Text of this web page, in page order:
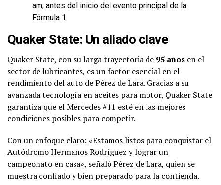
am, antes del inicio del evento principal de la
Fórmula 1.
Quaker State: Un aliado clave
Quaker State, con su larga trayectoria de 95 años en el
sector de lubricantes, es un factor esencial en el
rendimiento del auto de Pérez de Lara. Gracias a su
avanzada tecnología en aceites para motor, Quaker State
garantiza que el Mercedes #11 esté en las mejores
condiciones posibles para competir.
Con un enfoque claro: «Estamos listos para conquistar el
Autódromo Hermanos Rodríguez y lograr un
campeonato en casa», señaló Pérez de Lara, quien se
muestra confiado y bien preparado para la contienda.